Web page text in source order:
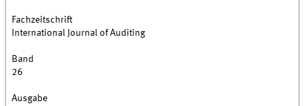
Fachzeitschrift
International Journal of Auditing
Band
26
Ausgabe